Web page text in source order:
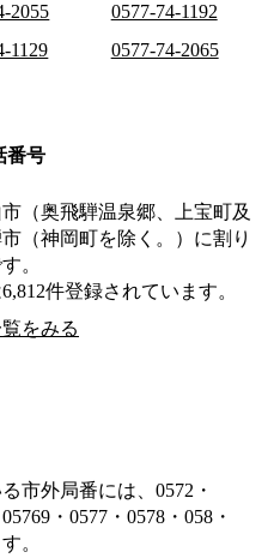
2055
0577-74-1192
1129 0577-74-2065
番号
（奥飛騨温泉郷、上宝町及
（神岡町を除く。） に割り
。
件登録されています。
をみる
市外局番には、0572・
・0577・0578・058・
。